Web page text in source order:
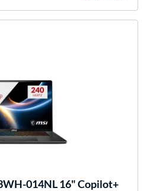
014NL 16" Copilot+